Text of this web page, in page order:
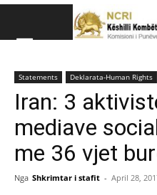
Këshillit
Statements Deklarata-Human Rights
Iran: 3
mediave
me 36 vjet
Nga Shkrimtar i stafit - April 28,